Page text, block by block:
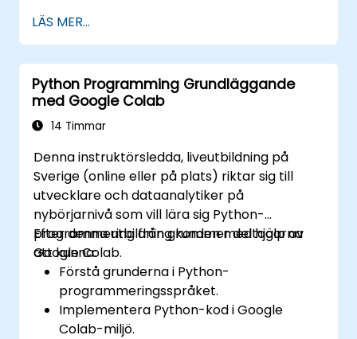
Automatisera test-, övervaknings- och
distributionsprocesser med hjälp av AWS
Cloud9.
Integrera AWS-tjänster som Lambda, EC2
och S3 i DevOps arbetsflöden.
Använd källkontrollsystem som GitHub
LÄS MER...
Python Programming Grundläggande
med Google Colab
14 Timmar
Denna instruktörsledda, liveutbildning på
Sverige (online eller på plats) riktar sig till
utvecklare och dataanalytiker på
nybörjarnivå som vill lära sig Python-
programmering från grunden med hjälp av
Google Colab.
Efter denna utbildning kommer deltagarna
att kunna:
Förstå grunderna i Python-
programmeringsspråket.
Implementera Python-kod i Google
Colab-miljö.